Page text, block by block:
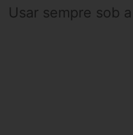
Usar sempre sob